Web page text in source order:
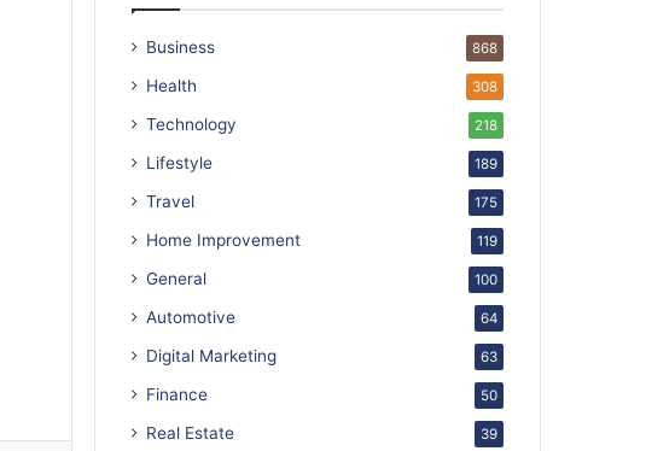
Business 868
Health 308
Technology 218
Lifestyle 189
Travel 175
Home Improvement 119
General 100
Automotive 64
Digital Marketing 63
Finance 50
Real Estate 39